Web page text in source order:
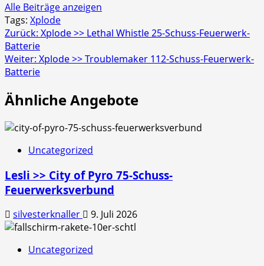
Alle Beiträge anzeigen
Tags: Xplode
Beitragsnavigation
Zurück: Xplode >> Lethal Whistle 25-Schuss-Feuerwerk-
Batterie
Weiter: Xplode >> Troublemaker 112-Schuss-Feuerwerk-
Batterie
Ähnliche Angebote
Uncategorized
Lesli >> City of Pyro 75-Schuss-
Feuerwerksverbund
silvesterknaller 9. Juli 2026
Uncategorized